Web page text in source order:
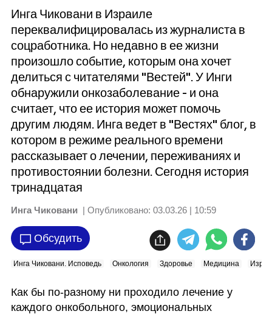
Инга Чиковани в Израиле
переквалифицировалась из журналиста в
соцработника. Но недавно в ее жизни
произошло событие, которым она хочет
делиться с читателями "Вестей". У Инги
обнаружили онкозаболевание - и она
считает, что ее история может помочь
другим людям. Инга ведет в "Вестях" блог, в
котором в режиме реального времени
рассказывает о лечении, переживаниях и
противостоянии болезни. Сегодня история
тринадцатая
Инга Чиковани | Опубликовано: 03.03.26 | 10:59
Обсудить
Инга Чиковани. Исповедь Онкология Здоровье Медицина
Как бы по-разному ни проходило лечение у
каждого онкобольного, эмоциональных